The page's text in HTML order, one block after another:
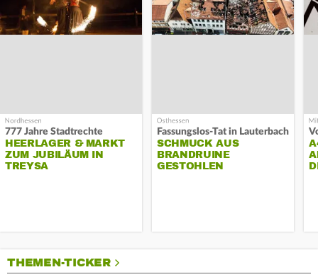
777 Jahre Stadtrechte
HEERLAGER & MARKT
ZUM JUBILÄUM IN
TREYSA
Fassungslos-Tat in Lauterbach
SCHMUCK AUS
BRANDRUINE
GESTOHLEN
THEMEN-TICKER